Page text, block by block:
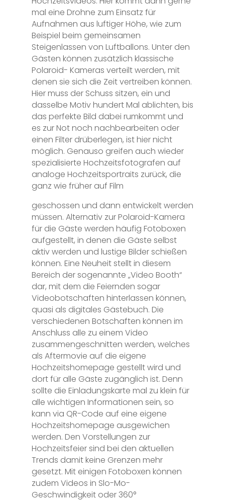
mal eine Drohne zum Einsatz für
Aufnahmen aus luftiger Höhe, wie zum
Beispiel beim gemeinsamen
Steigenlassen von Luftballons. Unter den
Gästen können zusätzlich klassische
Polaroid- Kameras verteilt werden, mit
denen sie sich die Zeit vertreiben können.
Hier muss der Schuss sitzen, ein und
dasselbe Motiv hundert Mal ablichten, bis
das perfekte Bild dabei rumkommt und
es zur Not noch nachbearbeiten oder
einen Filter drüberlegen, ist hier nicht
möglich. Genauso greifen auch wieder
spezialisierte Hochzeitsfotografen auf
analoge Hochzeitsportraits zurück, die
ganz wie früher auf Film
geschossen und dann entwickelt werden
müssen. Alternativ zur Polaroid-Kamera
für die Gäste werden häufig Fotoboxen
aufgestellt, in denen die Gäste selbst
aktiv werden und lustige Bilder schießen
können. Eine Neuheit stellt in diesem
Bereich der sogenannte „Video Booth“
dar, mit dem die Feiernden sogar
Videobotschaften hinterlassen können,
quasi als digitales Gästebuch. Die
verschiedenen Botschaften können im
Anschluss alle zu einem Video
zusammengeschnitten werden, welches
als Aftermovie auf die eigene
Hochzeitshomepage gestellt wird und
dort für alle Gäste zugänglich ist. Denn
sollte die Einladungskarte mal zu klein für
alle wichtigen Informationen sein, so
kann via QR-Code auf eine eigene
Hochzeitshomepage ausgewichen
werden. Den Vorstellungen zur
Hochzeitsfeier sind bei den aktuellen
Trends damit keine Grenzen mehr
gesetzt. Mit einigen Fotoboxen können
zudem Videos in Slo-Mo-
Geschwindigkeit oder 360°